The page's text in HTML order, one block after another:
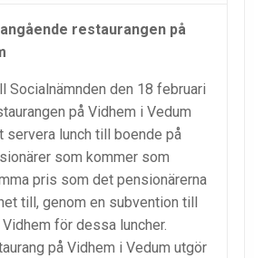
restaurangen på
Socialnämnden den 18 februari
på Vidhem i Vedum
servera lunch till boende på
som kommer som
pris som det pensionärerna
till, genom en subvention till
för dessa luncher.
på Vidhem i Vedum utgör